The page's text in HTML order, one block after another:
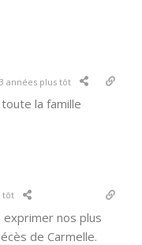
3 années plus tôt
la famille
tôt
exprimer nos plus
de Carmelle.